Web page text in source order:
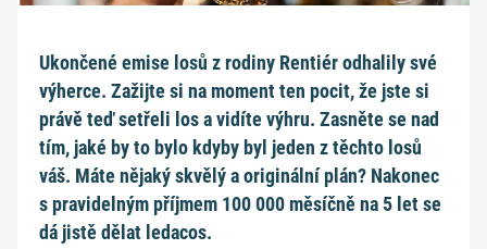
Ukončené emise losů z rodiny Rentiér odhalily své
výherce. Zažijte si na moment ten pocit, že jste si
právě teď setřeli los a vidíte výhru. Zasněte se nad
tím, jaké by to bylo kdyby byl jeden z těchto losů
váš. Máte nějaký skvělý a originální plán? Nakonec
s pravidelným příjmem 100 000 měsíčně na 5 let se
dá jistě dělat ledacos.